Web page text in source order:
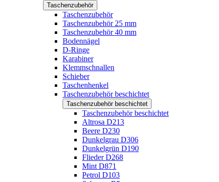
Taschenzubehör
Taschenzubehör
Taschenzubehör 25 mm
Taschenzubehör 40 mm
Bodennägel
D-Ringe
Karabiner
Klemmschnallen
Schieber
Taschenhenkel
Taschenzubehör beschichtet
Taschenzubehör beschichtet
Taschenzubehör beschichtet
Altrosa D213
Beere D230
Dunkelgrau D306
Dunkelgrün D190
Flieder D268
Mint D871
Petrol D103